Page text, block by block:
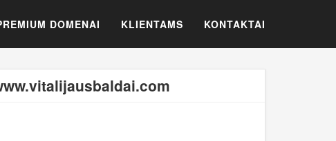
DOMENAI KLIENTAMS KONTAKTAI